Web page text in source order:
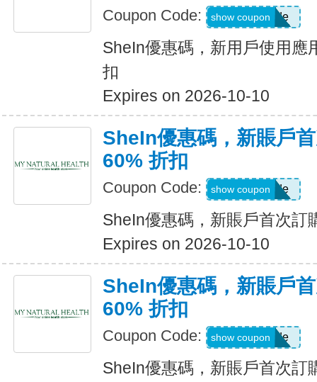
Coupon Code: Show Code
show coupon
SheIn優惠碼，新用戶使用應
扣
Expires on 2026-10-10
SheIn優惠碼，新賬戶
60% 折扣
Coupon Code: Show Code
show coupon
SheIn優惠碼，新賬戶首次訂
Expires on 2026-10-10
SheIn優惠碼，新賬戶
60% 折扣
Coupon Code: Show Code
show coupon
SheIn優惠碼，新賬戶首次訂